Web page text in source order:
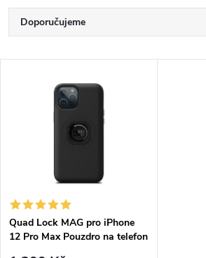
Ř
a
í
p
Doporučujeme
Nejprodávanější
s
Quad Lock MAG pro iPhone
12 Pro Max Pouzdro na telefon